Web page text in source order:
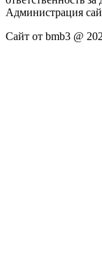
Администрация
Сайт от bmb3 @